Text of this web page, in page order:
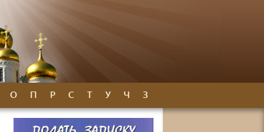
О П Р С Т У Ч З